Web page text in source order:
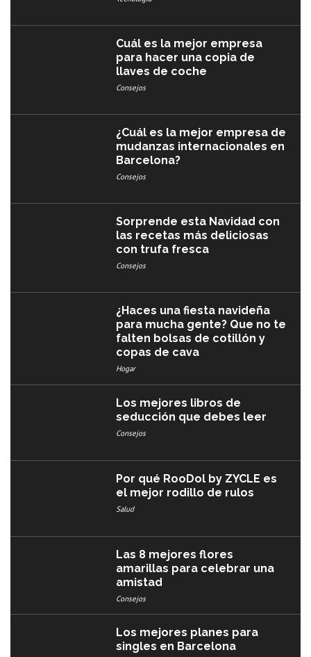
Cuál es la mejor empresa
para hacer una copia de
llaves de coche
Consejos
¿Cuál es la mejor empresa de
mudanzas internacionales en
Barcelona?
Consejos
Sorprende esta Navidad con
las recetas más deliciosas
con trufa fresca
Consejos
¿Haces una fiesta navideña
para mucha gente? Que no te
falten bolsas de cotillón y
copas de cava
Hogar
Los mejores libros de
seducción que debes leer
Consejos
Por qué RooDol by ZYCLE es
el mejor rodillo de rulos
Salud
Las 8 mejores flores
amarillas para celebrar una
amistad
Consejos
Los mejores planes para
singles en Barcelona